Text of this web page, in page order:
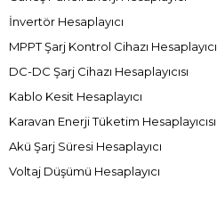
İnvertör Hesaplayıcı
MPPT Şarj Kontrol Cihazı Hesaplayıcı
DC-DC Şarj Cihazı Hesaplayıcısı
Kablo Kesit Hesaplayıcı
Karavan Enerji Tüketim Hesaplayıcısı
Akü Şarj Süresi Hesaplayıcı
Voltaj Düşümü Hesaplayıcı